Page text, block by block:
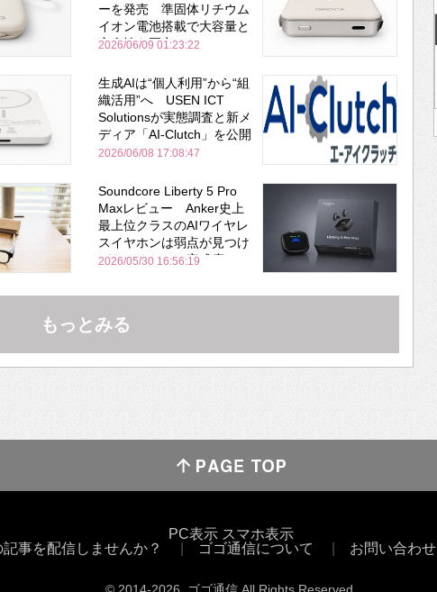
ーを発売 準固体リチウム
イオン電池搭載で大容量と
安全性を両立
2026/06/09 01:23:22
生成AIは“個人利用”から“組
織活用”へ USEN ICT
Solutionsが実態調査と新メ
ディア「AI-Clutch」を公開
2026/06/08 17:08:47
Soundcore Liberty 5 Pro
Maxレビュー Anker史上
最上位クラスのAIワイヤレ
スイヤホンは弱点が見つけ
づらいくらいの完成度にび
Bose並み
2026/05/30 16:56:19
もっとみる
PC表示 スマホ表示
事を配信しませんか？
ゴゴ通信について お問い合わせ